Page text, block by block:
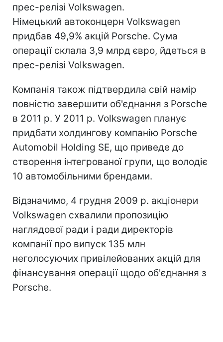
прес-релізі Volkswagen.
Німецький автоконцерн Volkswagen
придбав 49,9% акцій Porsche. Сума
операції склала 3,9 млрд євро, йдеться в
прес-релізі Volkswagen.
Компанія також підтвердила свій намір
повністю завершити об'єднання з Porsche
в 2011 р. У 2011 р. Volkswagen планує
придбати холдингову компанію Porsche
Automobil Holding SE, що приведе до
створення інтегрованої групи, що володіє
10 автомобільними брендами.
Відзначимо, 4 грудня 2009 р. акціонери
Volkswagen схвалили пропозицію
наглядової ради і ради директорів
компанії про випуск 135 млн
неголосуючих привілейованих акцій для
фінансування операції щодо об'єднання з
Porsche.